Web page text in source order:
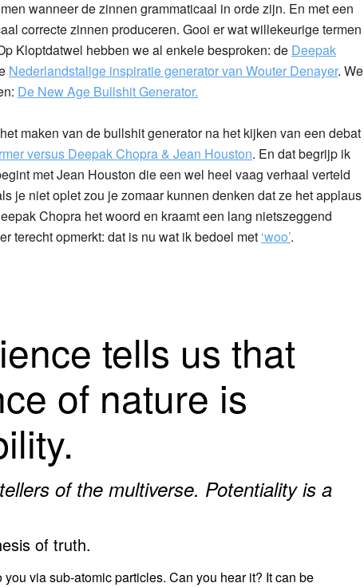
wanneer de zinnen grammaticaal in orde zijn. En met een
correcte zinnen produceren. Gooi er wat willekeurige termen
Kloptdatwel hebben we al enkele besproken: de Deepak
Nederlandstalige inspiratie generator van Wouter Denayer. We
De New Age Bullshit Generator.
maken van de bullshit generator na het kijken van een debat
versus Deepak Chopra & Jean Houston. En dat begrijp ik
met Jean Houston die een wel heel vaag verhaal verteld
je niet oplet zou je zomaar kunnen denken dat ze het applaus
Chopra het woord en kraamt een lang nietszeggend
terecht opmerkt: dat is nu wat ik bedoel met ‘woo’.
tells us that
of nature is
of the multiverse. Potentiality is a
of truth.
via sub-atomic particles. Can you hear it? It can be